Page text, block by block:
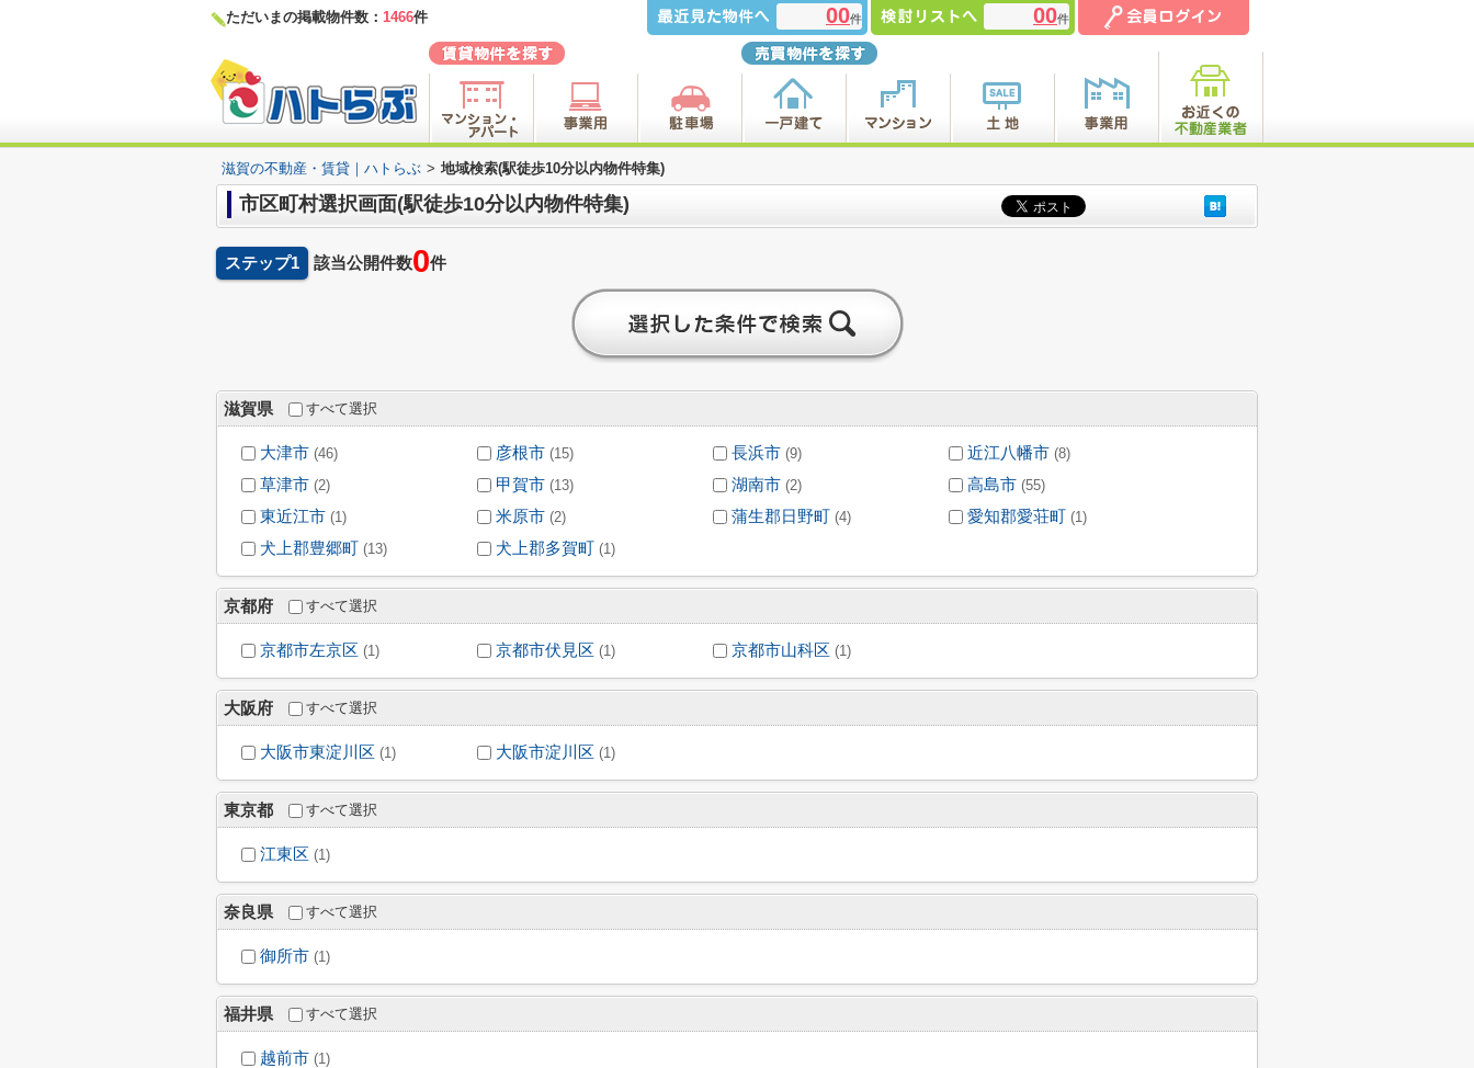
ただいまの掲載物件数： 1466件 00件 00件
滋賀の不動産・賃貸｜ハトらぶ > 地域検索(駅徒歩10分以内物件特集)
市区町村選択画面(駅徒歩10分以内物件特集)
ステップ1 該当公開件数0件
滋賀県 すべて選択
大津市 (46) 彦根市 (15) 長浜市 (9) 近江八幡市 (8)
草津市 (2) 甲賀市 (13) 湖南市 (2) 高島市 (55)
東近江市 (1) 米原市 (2) 蒲生郡日野町 (4) 愛知郡愛荘町 (1)
犬上郡豊郷町 (13) 犬上郡多賀町 (1)
京都府 すべて選択
京都市左京区 (1) 京都市伏見区 (1) 京都市山科区 (1)
大阪府 すべて選択
大阪市東淀川区 (1) 大阪市淀川区 (1)
東京都 すべて選択
江東区 (1)
奈良県 すべて選択
御所市 (1)
福井県 すべて選択
越前市 (1)